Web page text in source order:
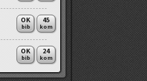
45
kom
OK
bib
24
kom
OK
bib